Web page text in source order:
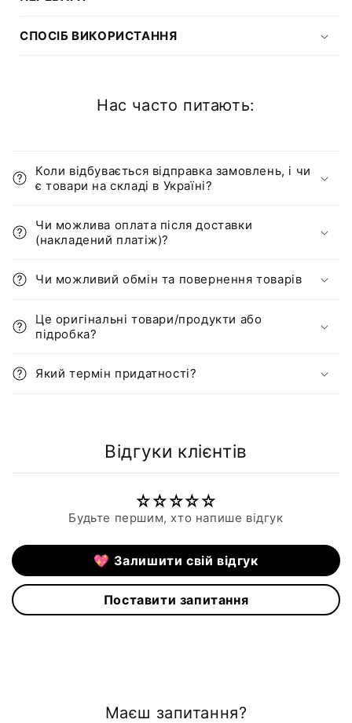
СПОСІБ ВИКОРИСТАННЯ
Нас часто питають:
Коли відбувається відправка замовлень, і чи
є товари на складі в Україні?
Чи можлива оплата після доставки
(накладений платіж)?
Чи можливий обмін та повернення товарів
Це оригінальні товари/продукти або
підробка?
Який термін придатності?
Відгуки клієнтів
Будьте першим, хто напише відгук
💖 Залишити свій відгук
Поставити запитання
Маєш запитання?